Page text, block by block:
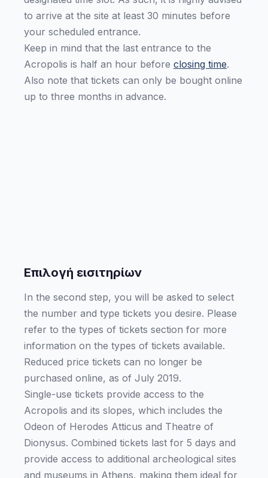
to arrive at the site at least 30 minutes before
your scheduled entrance.
Keep in mind that the last entrance to the
Acropolis is half an hour before closing time.
Also note that tickets can only be bought online
up to three months in advance.
Επιλογή εισιτηρίων
In the second step, you will be asked to select
the number and type tickets you desire. Please
refer to the types of tickets section for more
information on the types of tickets available.
Reduced price tickets can no longer be
purchased online, as of July 2019.
Single-use tickets provide access to the
Acropolis and its slopes, which includes the
Odeon of Herodes Atticus and Theatre of
Dionysus. Combined tickets last for 5 days and
provide access to additional archeological sites
and museums in Athens, making them ideal for